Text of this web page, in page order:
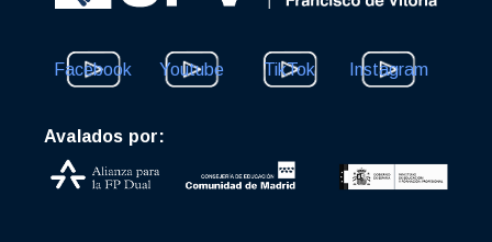
Facebook Youtube TikTok Instagram
Avalados por: